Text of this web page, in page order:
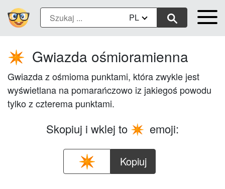
PL
✴️ Gwiazda ośmioramienna
Gwiazda z ośmioma punktami, która zwykle jest
wyświetlana na pomarańczowo iz jakiegoś powodu
tylko z czterema punktami.
Skopiuj i wklej to ✴️ emoji:
Kopiuj